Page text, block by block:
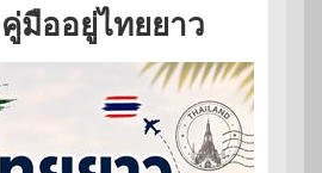
มืออยู่ไทยยาว